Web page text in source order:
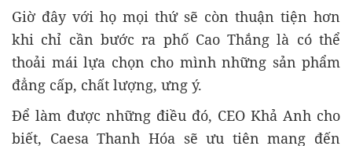
Giờ đây với họ mọi thứ sẽ còn thuận tiện hơn
khi chỉ cần bước ra phố Cao Thắng là có thể
thoải mái lựa chọn cho mình những sản phẩm
đẳng cấp, chất lượng, ưng ý.
Để làm được những điều đó, CEO Khả Anh cho
biết, Caesa Thanh Hóa sẽ ưu tiên mang đến